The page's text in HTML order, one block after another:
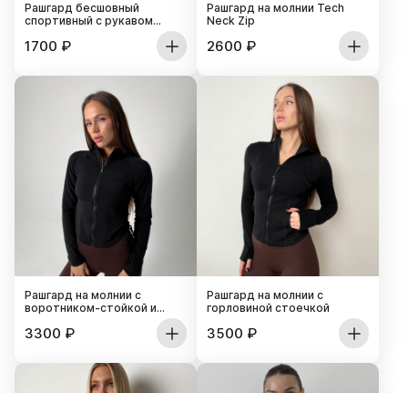
Рашгард бесшовный
спортивный с рукавом
1700 ₽
Рашгард на молнии Tech
Neck Zip
2600 ₽
Рашгард на молнии с
воротником-стойкой и
3300 ₽
Рашгард на молнии с
горловиной стоечкой
3500 ₽